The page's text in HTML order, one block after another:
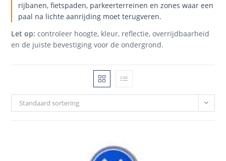
rijbanen, fietspaden, parkeerterreinen en zones waar een
paal na lichte aanrijding moet terugveren.
Let op: controleer hoogte, kleur, reflectie, overrijdbaarheid
en de juiste bevestiging voor de ondergrond.
Standaard sortering